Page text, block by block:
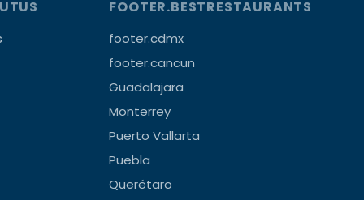
FOOTER.BESTRESTAURANTS
footer.cdmx
footer.cancun
Guadalajara
Monterrey
Puerto Vallarta
Puebla
Querétaro